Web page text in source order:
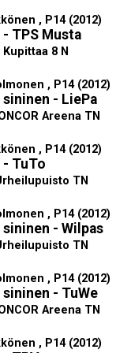
, P14 (2012)
- TPS Musta
8 N
, P14 (2012)
sininen - LiePa
Areena TN
, P14 (2012)
- TuTo
TN
, P14 (2012)
sininen - Wilpas
TN
, P14 (2012)
sininen - TuWe
Areena TN
, P14 (2012)